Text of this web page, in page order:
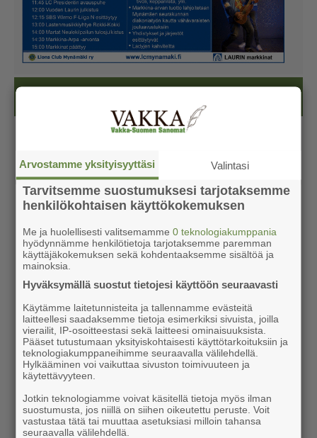
Arvostamme yksityisyyttäsi Valintasi
Tarvitsemme suostumuksesi tarjotaksemme
henkilökohtaisen käyttökokemuksen
Me ja huolellisesti valitsemamme0 teknologiakumppania
hyödynnämme henkilötietoja tarjotaksemme paremman
käyttäjäkokemuksen sekä kohdentaaksemme sisältöä ja
mainoksia.
Hyväksymällä suostut tietojesi käyttöön seuraavasti
Käytämme laitetunnisteita ja tallennamme evästeitä
laitteellesi saadaksemme tietoja esimerkiksi sivuista, joilla
vierailit, IP-osoitteestasi sekä laitteesi ominaisuuksista.
Pääset tutustumaan yksityiskohtaisesti käyttötarkoituksiin ja
teknologiakumppaneihimme seuraavalla välilehdellä.
Hylkääminen voi vaikuttaa sivuston toimivuuteen ja
käytettävyyteen.
Jotkin teknologiamme voivat käsitellä tietoja myös ilman
suostumusta, jos niillä on siihen oikeutettu peruste. Voit
vastustaa tätä tai muuttaa asetuksiasi milloin tahansa
seuraavalla välilehdellä.